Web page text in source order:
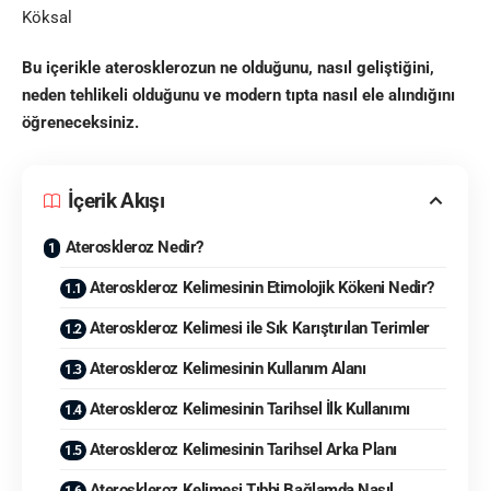
Bu içerikle aterosklerozun ne olduğunu, nasıl geliştiğini,
neden tehlikeli olduğunu ve modern tıpta nasıl ele alındığını
öğreneceksiniz.
İçerik Akışı
Ateroskleroz Nedir?
Ateroskleroz Kelimesinin Etimolojik Kökeni Nedir?
Ateroskleroz Kelimesi ile Sık Karıştırılan Terimler
Ateroskleroz Kelimesinin Kullanım Alanı
Ateroskleroz Kelimesinin Tarihsel İlk Kullanımı
Ateroskleroz Kelimesinin Tarihsel Arka Planı